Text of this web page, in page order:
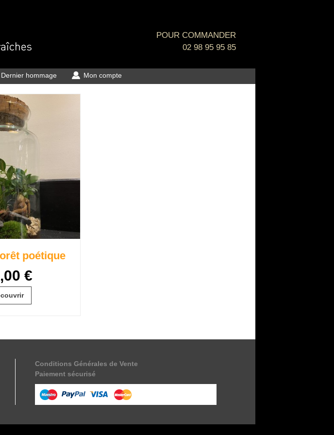
POUR COMMANDER
02 98 95 95 85
Dernier hommage Mon compte
poétique
€
Conditions Générales de Vente
Paiement sécurisé